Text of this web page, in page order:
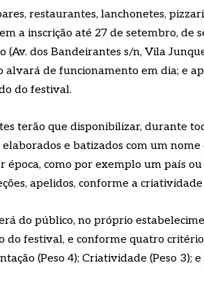
restaurantes, lanchonetes,
a inscrição até 27 de setembro, de
(Av. dos Bandeirantes s/n, Vila
alvará de funcionamento em dia; e
do festival.
terão que disponibilizar, durante
e batizados com um
como por exemplo um país
apelidos, conforme a
do público, no próprio
festival, e conforme quatro
(Peso 4); Criatividade (Peso 3);